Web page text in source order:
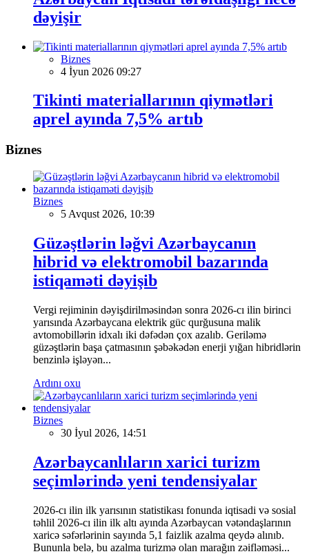
dəyişir
Biznes
4 İyun 2026 09:27
Tikinti materiallarının qiymətləri
aprel ayında 7,5% artıb
Biznes
Biznes
5 Avqust 2026, 10:39
Güzəştlərin ləğvi Azərbaycanın
hibrid və elektromobil bazarında
istiqaməti dəyişib
Vergi rejiminin dəyişdirilməsindən sonra 2026-cı ilin birinci
yarısında Azərbaycana elektrik güc qurğusuna malik
avtomobillərin idxalı iki dəfədən çox azalıb. Geriləmə
güzəştlərin başa çatmasının şəbəkədən enerji yığan hibridlərin
benzinlə işləyən...
Ardını oxu
Biznes
30 İyul 2026, 14:51
Azərbaycanlıların xarici turizm
seçimlərində yeni tendensiyalar
2026-cı ilin ilk yarısının statistikası fonunda iqtisadi və sosial
təhlil 2026-cı ilin ilk altı ayında Azərbaycan vətəndaşlarının
xaricə səfərlərinin sayında 5,1 faizlik azalma qeydə alınıb.
Bununla belə, bu azalma turizmə olan marağın zəifləməsi...